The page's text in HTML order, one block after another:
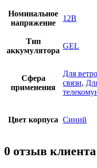
Номинальное
напряжение
12В
Тип
аккумулятора
GEL
Сфера
применения
Для
связи,
Цвет корпуса Синий
0 отзыв клиента